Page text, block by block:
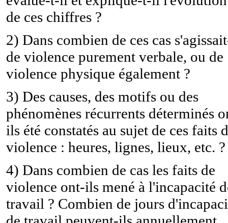
de ces chiffres ?
2) Dans combien de ces cas
de violence purement verbale, ou de
violence physique également ?
3) Des causes, des motifs ou des
phénomènes récurrents déterminés
ils été constatés au sujet de ces faits
violence : heures, lignes, lieux, etc. ?
4) Dans combien de cas les faits de
violence ont-ils mené à l'incapacité
travail ? Combien de jours